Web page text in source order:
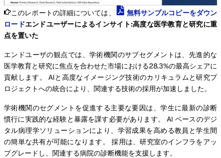
このレポートの詳細については、
無料サンプルコピーをダウン
ロードエンドユーザーによるインサイト:高度な医学教育と研究に重
点を置いた
エンドユーザの観点では、学術機関のサブセグメントは、先進的な
医学教育と研究に焦点を合わせた市場における28.3%の最高シェアに
貢献します。 AIと高度なイメージング技術のカリキュラムと研究プ
ロジェクトへの統合により、関連する技術の採用が加速しました。
学術機関のセグメントを促進する主要な要因は、学生に最新の診断
慣行に実践的な経験と暴露を課す必要があります。 AI ベースのデジ
タル病理学ソリューションにより、学習成果を高める教員と学生間
の簡単な共有が可能になります。 採用は、研究室のインフラをアッ
プグレードし、関連する病院の診断機能を支援します。